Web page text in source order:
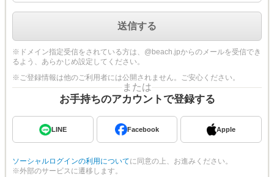
※ドメイン指定受信をされている方は、@beach.jpからのメールを受信でき
るよう、あらかじめ設定してください。
※ご登録情報は他のご利用者には公開されません。ご安心ください。
または
お手持ちのアカウントで登録する
LINE Facebook Apple
ソーシャルログインの利用についてに同意の上、お進みください。
※外部のサービスに遷移します。